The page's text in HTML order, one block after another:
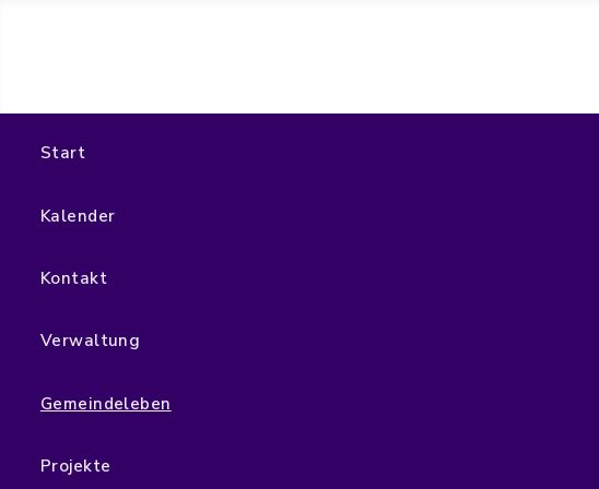
Start
Kalender
Kontakt
Verwaltung
Gemeindeleben
Projekte